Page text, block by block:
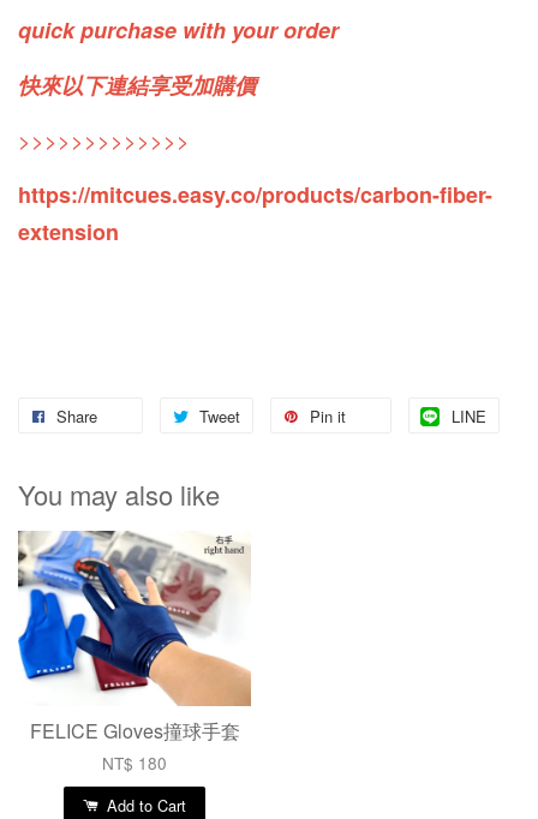
quick purchase with your order
快來以下連結享受加購價
>>>>>>>>>>>>>
https://mitcues.easy.co/products/carbon-fiber-
extension
Share Tweet Pin it LINE
You may also like
FELICE Gloves撞球手套
NT$ 180
Add to Cart